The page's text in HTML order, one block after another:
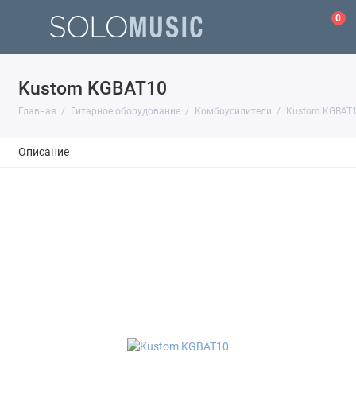
0
Kustom KGBAT10
Главная Гитарное оборудование Комбоусилители Kustom
Описание